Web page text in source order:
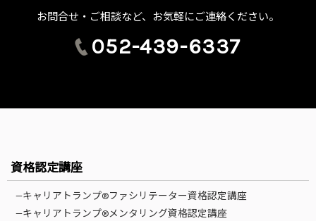
お問合せ・ご相談など、お気軽にご連絡ください。
052-439-6337
資格認定講座
—キャリアトランプ®ファシリテーター資格認定講座
—キャリアトランプ®メンタリング資格認定講座